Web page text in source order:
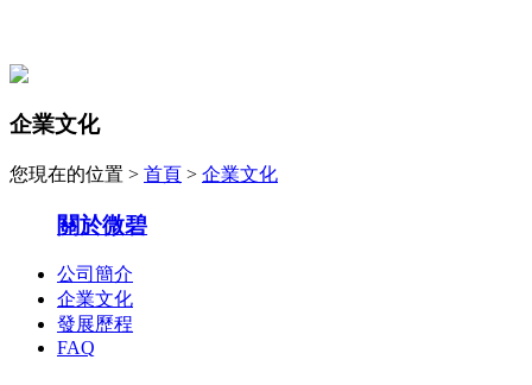
企業文化
您現在的位置 > 首頁 > 企業文化
關於微碧
公司簡介
企業文化
發展歷程
FAQ